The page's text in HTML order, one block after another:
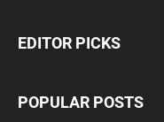
EDITOR PICKS
POPULAR POSTS